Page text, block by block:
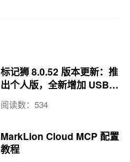
标记狮 8.0.52 版本更新：推
出个人版，全新增加 USB
实时预览
阅读数：534
MarkLion Cloud MCP 配置
教程